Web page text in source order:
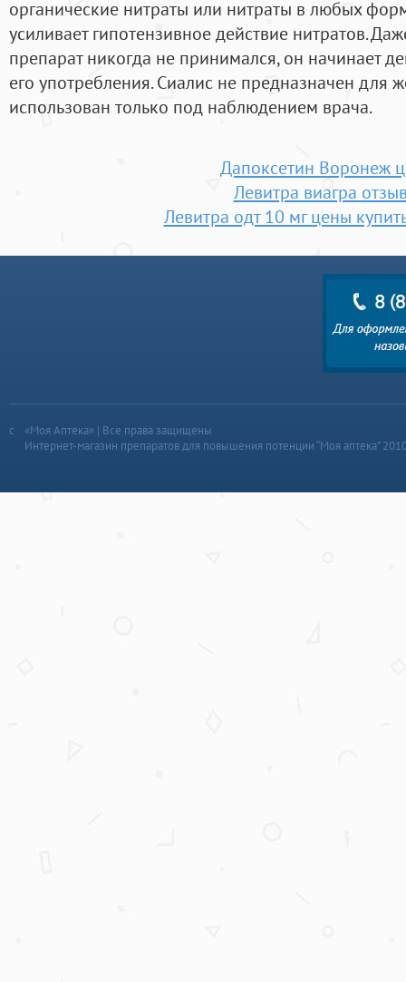
органические нитраты или нитраты в любых
усиливает гипотензивное действие нитратов.
препарат никогда не принимался, он начинает
его употребления. Сиалис не предназначен
использован только под наблюдением врача.
Дапоксетин Воронеж
Левитра виагра
Левитра одт 10 мг цены
«Моя Аптека» | Все права защищены
Интернет-магазин препаратов для повышения потенции “Моя аптека”